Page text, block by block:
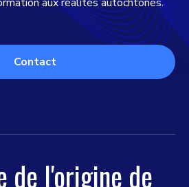
Contact
de l'origine de